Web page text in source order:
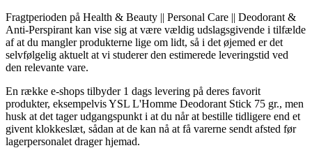
Fragtperioden på Health & Beauty || Personal Care || Deodorant &
Anti-Perspirant kan vise sig at være vældig udslagsgivende i tilfælde
af at du mangler produkterne lige om lidt, så i det øjemed er det
selvfølgelig aktuelt at vi studerer den estimerede leveringstid ved
den relevante vare.
En række e-shops tilbyder 1 dags levering på deres favorit
produkter, eksempelvis YSL L'Homme Deodorant Stick 75 gr., men
husk at det tager udgangspunkt i at du når at bestille tidligere end et
givent klokkeslæt, sådan at de kan nå at få varerne sendt afsted før
lagerpersonalet drager hjemad.